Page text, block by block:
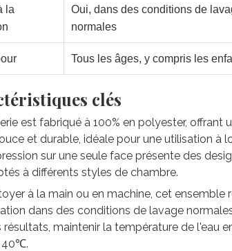
la
Oui, dans des conditions de
normales
Tous les âges, y compris les
clés
est fabriqué à 100% en polyester, offrant
et durable, idéale pour une utilisation à
sur une seule face présente des
à différents styles de chambre.
à la main ou en machine, cet ensemble
dans des conditions de lavage
résultats, maintenir la température de l'eau
40℃.